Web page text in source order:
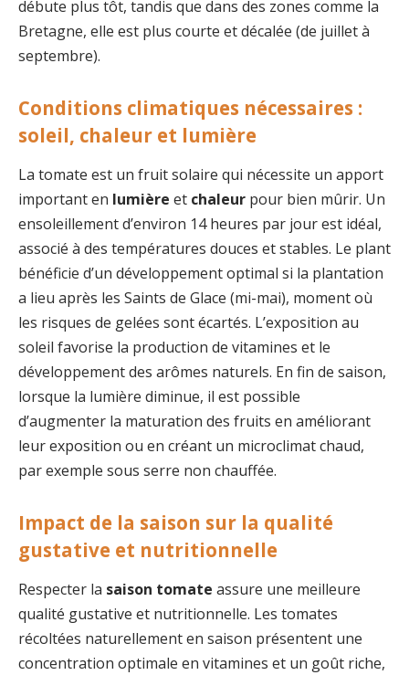
débute plus tôt, tandis que dans des zones comme la
Bretagne, elle est plus courte et décalée (de juillet à
septembre).
Conditions climatiques nécessaires :
soleil, chaleur et lumière
La tomate est un fruit solaire qui nécessite un apport
important en lumière et chaleur pour bien mûrir. Un
ensoleillement d’environ 14 heures par jour est idéal,
associé à des températures douces et stables. Le plant
bénéficie d’un développement optimal si la plantation
a lieu après les Saints de Glace (mi-mai), moment où
les risques de gelées sont écartés. L’exposition au
soleil favorise la production de vitamines et le
développement des arômes naturels. En fin de saison,
lorsque la lumière diminue, il est possible
d’augmenter la maturation des fruits en améliorant
leur exposition ou en créant un microclimat chaud,
par exemple sous serre non chauffée.
Impact de la saison sur la qualité
gustative et nutritionnelle
Respecter la saison tomate assure une meilleure
qualité gustative et nutritionnelle. Les tomates
récoltées naturellement en saison présentent une
concentration optimale en vitamines et un goût riche,